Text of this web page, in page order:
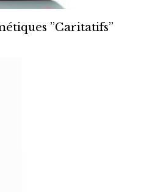
”Caritatifs”